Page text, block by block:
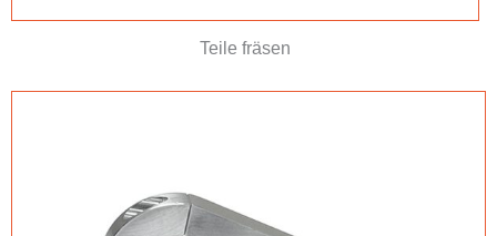
Teile fräsen